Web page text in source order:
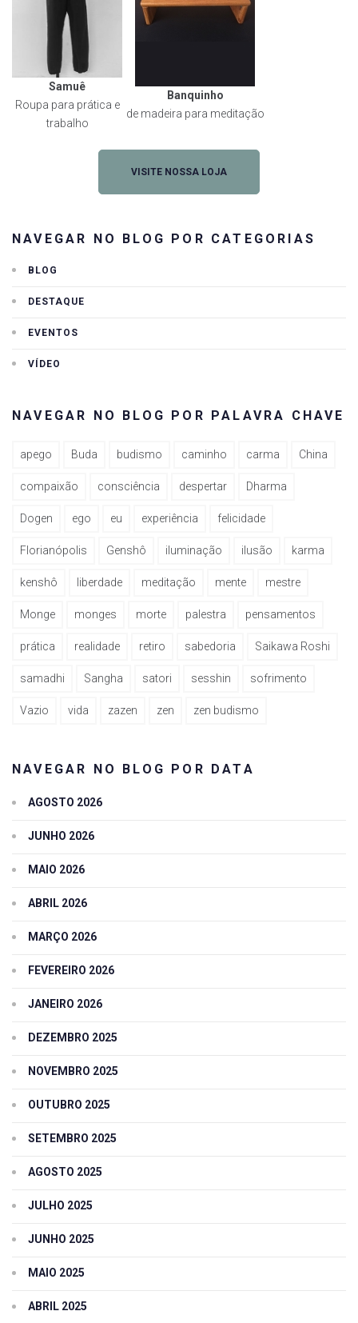
Samuê
Roupa para prática e
trabalho
Banquinho
de madeira para meditação
VISITE NOSSA LOJA
NAVEGAR NO BLOG POR CATEGORIAS
BLOG
DESTAQUE
EVENTOS
VÍDEO
NAVEGAR NO BLOG POR PALAVRA CHAVE
apego Buda budismo caminho carma China
compaixão consciência despertar Dharma
Dogen ego eu experiência felicidade
Florianópolis Genshô iluminação ilusão karma
kenshô liberdade meditação mente mestre
Monge monges morte palestra pensamentos
prática realidade retiro sabedoria Saikawa Roshi
samadhi Sangha satori sesshin sofrimento
Vazio vida zazen zen zen budismo
NAVEGAR NO BLOG POR DATA
AGOSTO 2026
JUNHO 2026
MAIO 2026
ABRIL 2026
MARÇO 2026
FEVEREIRO 2026
JANEIRO 2026
DEZEMBRO 2025
NOVEMBRO 2025
OUTUBRO 2025
SETEMBRO 2025
AGOSTO 2025
JULHO 2025
JUNHO 2025
MAIO 2025
ABRIL 2025